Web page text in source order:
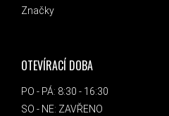
Značky
OTEVÍRACÍ DOBA
PO - PÁ: 8:30 - 16:30
SO - NE: ZAVŘENO